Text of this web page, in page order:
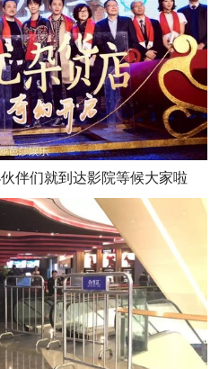
伴们就到达影院等候大家啦